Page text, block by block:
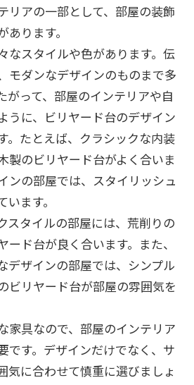
リアの一部として、部屋の装飾
ります。
なスタイルや色があります。伝
モダンなデザインのものまで多
がって、部屋のインテリアや自
うに、ビリヤード台のデザイン
。たとえば、クラシックな内装
製のビリヤード台がよく合いま
ンの部屋では、スタイリッシュ
ます。
スタイルの部屋には、荒削りの
ド台が良く合います。また、
デザインの部屋では、シンプル
ビリヤード台が部屋の雰囲気を
家具なので、部屋のインテリア
です。デザインだけでなく、サ
気に合わせて慎重に選びましょ